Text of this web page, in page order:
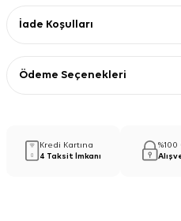
İade Koşulları
Ödeme Seçenekleri
Kredi Kartına
4 Taksit İmkanı